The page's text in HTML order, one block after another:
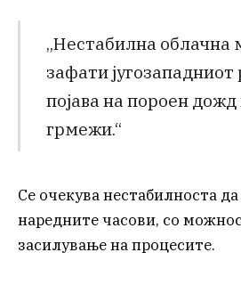
„Нестабилна облачна
зафати
појава на пороен
грмежи.“
Се очекува нестабилноста
наредните часови, со
засилување на процесите.